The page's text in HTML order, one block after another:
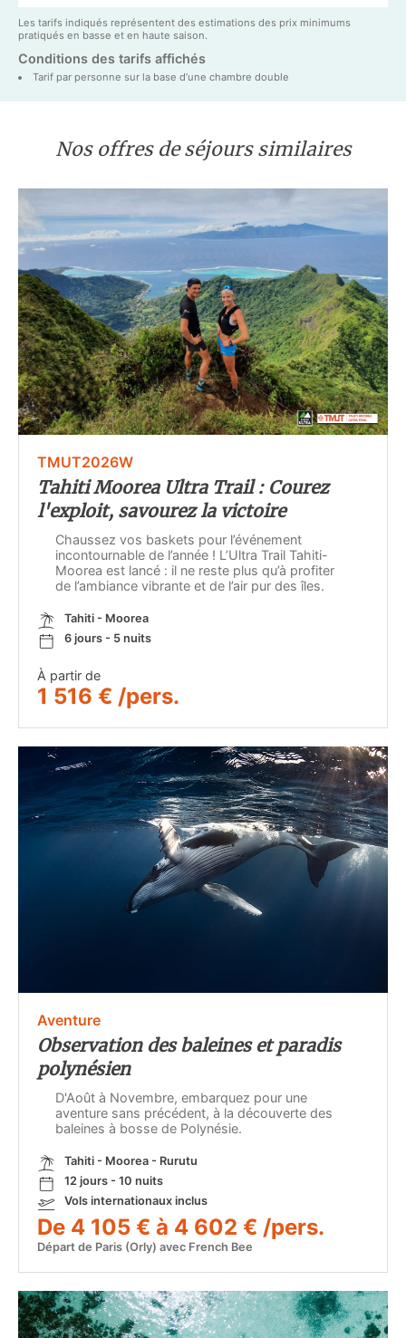
Les tarifs indiqués représentent des estimations des prix minimums
pratiqués en basse et en haute saison.
Conditions des tarifs affichés
Tarif par personne sur la base d’une chambre double
Nos offres de séjours similaires
TMUT2026W
Tahiti Moorea Ultra Trail : Courez
l'exploit, savourez la victoire
Chaussez vos baskets pour l’événement
incontournable de l’année ! L’Ultra Trail Tahiti-
Moorea est lancé : il ne reste plus qu’à profiter
de l’ambiance vibrante et de l’air pur des îles.
Tahiti - Moorea
6 jours - 5 nuits
À partir de
1 516 € /pers.
Aventure
Observation des baleines et paradis
polynésien
D'Août à Novembre, embarquez pour une
aventure sans précédent, à la découverte des
baleines à bosse de Polynésie.
Tahiti - Moorea - Rurutu
12 jours - 10 nuits
Vols internationaux inclus
De 4 105 € à 4 602 € /pers.
Départ de Paris (Orly) avec French Bee